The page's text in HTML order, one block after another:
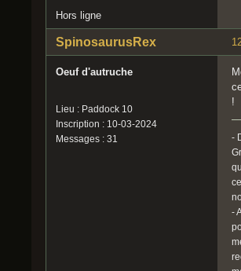
Hors ligne
SpinosaurusRex
Oeuf d'autruche
Lieu : Paddock 10
Inscription : 10-03-2024
Messages : 31
!
-
-